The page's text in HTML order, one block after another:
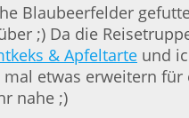
Blaubeerfelder
;) Da die
& Apfeltarte und
mal etwas erweitern für
nahe ;)